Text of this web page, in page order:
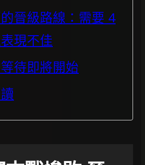
晉級路線：需要 4
現不佳
待即將開始